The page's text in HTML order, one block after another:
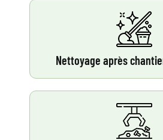
Nettoyage après